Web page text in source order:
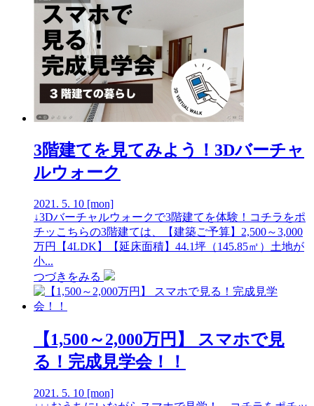
3階建てを見てみよう！3Dバーチャ
ルウォーク
2021. 5. 10 [mon]
↓3Dバーチャルウォークで3階建てを体験！コチラをポ
チッこちらの3階建ては、【建築ご予算】2,500～3,000
万円【4LDK】【延床面積】44.1坪（145.85㎡）土地が
小...
つづきをみる
【1,500～2,000万円】 スマホで見
る！完成見学会！！
2021. 5. 10 [mon]